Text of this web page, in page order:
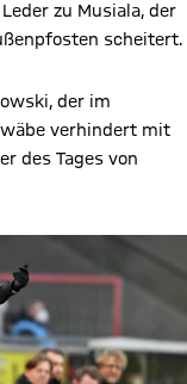
zu Musiala, der
scheitert.
der im
verhindert mit
des Tages von